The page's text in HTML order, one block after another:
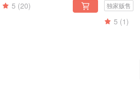
5 (20) 独家贩售
5 (1)